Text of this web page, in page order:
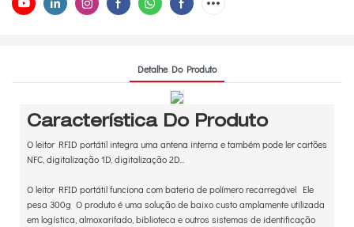
Detalhe Do Produto
Característica Do Produto
O leitor RFID portátil integra uma antena interna e também pode ler cartões
NFC, digitalização 1D, digitalização 2D...
O leitor RFID portátil funciona com bateria de polímero recarregável Ele
pesa 300g O produto é uma solução de baixo custo amplamente utilizada
em logística, almoxarifado, biblioteca e outros sistemas de identificação